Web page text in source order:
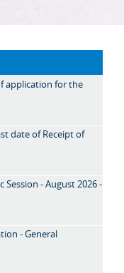
application for the
date of Receipt of
- August 2026 -
- General